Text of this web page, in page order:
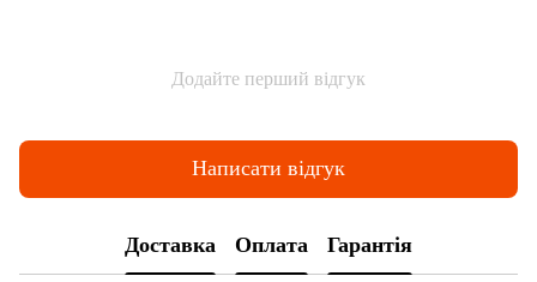
Додайте перший відгук
Написати відгук
Доставка Оплата Гарантія